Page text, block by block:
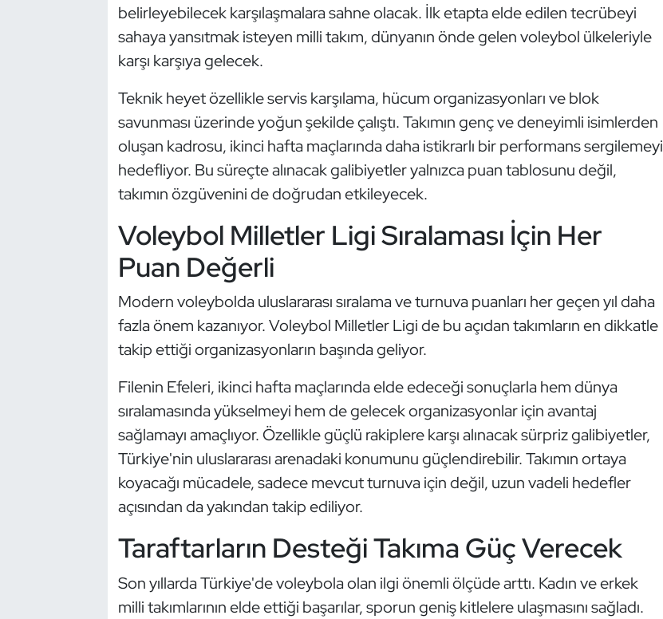
belirleyebilecek karşılaşmalara sahne olacak. İlk etapta elde edilen tecrübeyi
sahaya yansıtmak isteyen milli takım, dünyanın önde gelen voleybol ülkeleriyle
karşı karşıya gelecek.
Teknik heyet özellikle servis karşılama, hücum organizasyonları ve blok
savunması üzerinde yoğun şekilde çalıştı. Takımın genç ve deneyimli isimlerden
oluşan kadrosu, ikinci hafta maçlarında daha istikrarlı bir performans sergilemeyi
hedefliyor. Bu süreçte alınacak galibiyetler yalnızca puan tablosunu değil,
takımın özgüvenini de doğrudan etkileyecek.
Voleybol Milletler Ligi Sıralaması İçin Her
Puan Değerli
Modern voleybolda uluslararası sıralama ve turnuva puanları her geçen yıl daha
fazla önem kazanıyor. Voleybol Milletler Ligi de bu açıdan takımların en dikkatle
takip ettiği organizasyonların başında geliyor.
Filenin Efeleri, ikinci hafta maçlarında elde edeceği sonuçlarla hem dünya
sıralamasında yükselmeyi hem de gelecek organizasyonlar için avantaj
sağlamayı amaçlıyor. Özellikle güçlü rakiplere karşı alınacak sürpriz galibiyetler,
Türkiye'nin uluslararası arenadaki konumunu güçlendirebilir. Takımın ortaya
koyacağı mücadele, sadece mevcut turnuva için değil, uzun vadeli hedefler
açısından da yakından takip ediliyor.
Taraftarların Desteği Takıma Güç Verecek
Son yıllarda Türkiye'de voleybola olan ilgi önemli ölçüde arttı. Kadın ve erkek
milli takımlarının elde ettiği başarılar, sporun geniş kitlelere ulaşmasını sağladı.
Hava Sporları
İşitme Engelli Sporcular
Kano ve Rafting
Modern Pentatlon
Motor Sporları